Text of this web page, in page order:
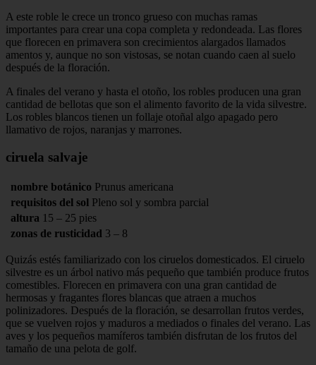
A este roble le crece un tronco grueso con muchas ramas
importantes para crear una copa completa y redondeada. Las flores
que florecen en primavera son crecimientos alargados llamados
amentos y, aunque no son vistosas, se notan cuando caen al suelo
después de la floración.
A finales del verano y hasta el otoño, los robles producen una gran
cantidad de bellotas que son el alimento favorito de la vida silvestre.
Los robles blancos tienen un follaje otoñal algo apagado pero
llamativo de rojos, naranjas y marrones.
ciruela salvaje
nombre botánico Prunus americana
requisitos del sol Pleno sol y sombra parcial
altura 15 – 25 pies
zonas de rusticidad 3 – 8
Quizás estés familiarizado con los ciruelos domesticados. El ciruelo
silvestre es un árbol nativo más pequeño que también produce frutos
comestibles. Florecen en primavera con una gran cantidad de
hermosas y fragantes flores blancas que atraen a muchos
polinizadores. Después de la floración, se desarrollan frutos verdes,
que se vuelven rojos y maduros a mediados o finales del verano. Las
aves y los pequeños mamíferos también disfrutan de los frutos del
tamaño de una pelota de golf.